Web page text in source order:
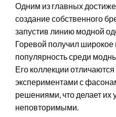
Одним из главных
создание собственного
запустив линию модной
Горевой получил широкое
популярность среди
Его коллекции
экспериментами с
решениями, что делает их
неповторимыми.